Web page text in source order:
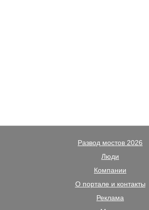
Развод мостов 2026
Люди
Компании
О портале и контакты
Реклама